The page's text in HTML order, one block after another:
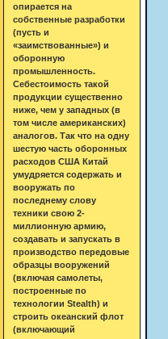
опирается на
собственные разработки
(пусть и
«заимствованные») и
оборонную
промышленность.
Себестоимость такой
продукции существенно
ниже, чем у западных (в
том числе американских)
аналогов. Так что на одну
шестую часть оборонных
расходов США Китай
умудряется содержать и
вооружать по
последнему слову
техники свою 2-
миллионную армию,
создавать и запускать в
производство передовые
образцы вооружений
(включая самолеты,
построенные по
технологии Stealth) и
строить океанский флот
(включающий